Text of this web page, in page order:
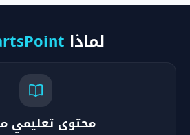
لماذا
محتوى تعليمي